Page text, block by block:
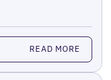
READ MORE